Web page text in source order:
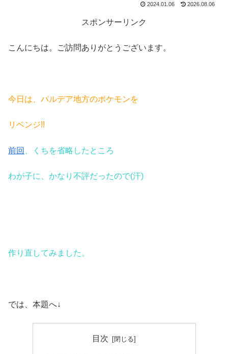
2024.01.06 2026.08.06
スポンサーリンク
こんにちは。ご訪問ありがとうございます。
今日は、パルデア地方のポケモンを
リベンジ!!
前回 、くちを省略したところ
わが子に、かなり不評だったので(汗)
作り直してみました。
では、本題へ↓
目次